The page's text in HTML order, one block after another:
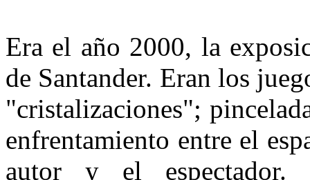
Era el año 2000, la
de Santander. Eran los
"cristalizaciones";
enfrentamiento entre el
autor y el espectador.